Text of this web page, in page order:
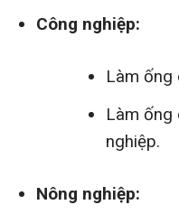
Công nghiệp:
Làm ống
Làm ống
nghiệp.
Nông nghiệp: